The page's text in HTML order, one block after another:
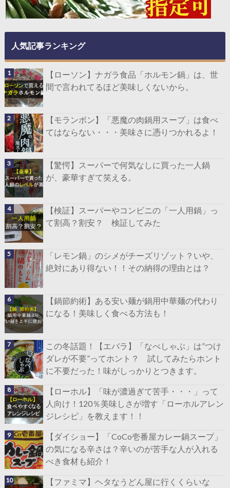
人気記事ランキング
【ローソン】ナガラ食品「ホルモン鍋」は、世
間で言われてるほど美味しくないから。
【モランボン】「悪魔の肉鍋用スープ」は食べ
てはならない・・・美味さに憑りつかれるよ！
【驚愕】スーパーで何気なしに買った一人鍋
が、豪華すぎて笑える。
【検証】スーパーやコンビニの「一人用鍋」っ
て割高？割安？ 検証してみた
「レモン鍋」のシメがチーズリゾット？いや、
絶対にあり得ない！！その納得の理由とは？
【鍋節約術】ある安い麺が鍋用中華麺の代わり
になる！美味しく食べる方法も！
この冬話題！【エバラ】「なべしゃぶ」は”つけ
ダレが不要”ってホント？ 試してみたらホント
に不要だった！味がしっかりとつきます。
【ローホル】「味が濃過ぎて苦手・・・」って
人向け！120％美味しさが増す「ローホルアレン
ジレシピ」を教えます！！
【ダイショー】「CoCo壱番屋カレー鍋スープ」
の気になる辛さは？辛いのが苦手な人が入れる
べき食材も紹介！
【ファミマ】ヘタなうどん屋に行くくらいな